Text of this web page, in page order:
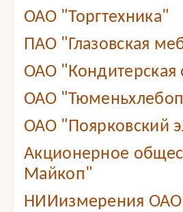
ОАО "Торгтехника"
ПАО "Глазовская
ОАО "Кондитерская
ОАО
ОАО "Поярковский
Акционерное
Майкоп"
НИИизмерения ОАО